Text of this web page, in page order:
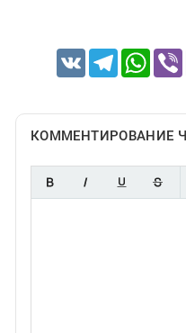
VK Telegram
КОММЕНТИРОВАНИЕ